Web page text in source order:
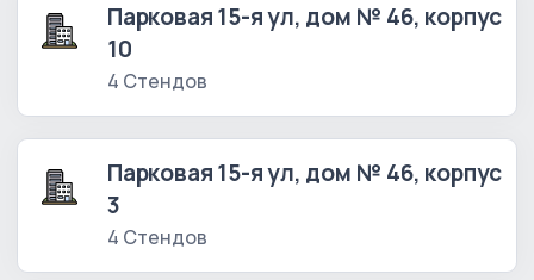
Парковая 15-я ул, дом № 46, корпус
10
4 Стендов
Парковая 15-я ул, дом № 46, корпус
3
4 Стендов